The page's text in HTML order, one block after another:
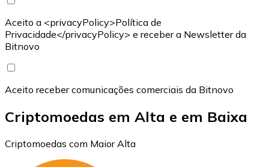
Aceito a <privacyPolicy>Política de
Privacidade</privacyPolicy> e receber a Newsletter da
Bitnovo
Aceito receber comunicações comerciais da Bitnovo
Criptomoedas em Alta e em Baixa
Criptomoedas com Maior Alta